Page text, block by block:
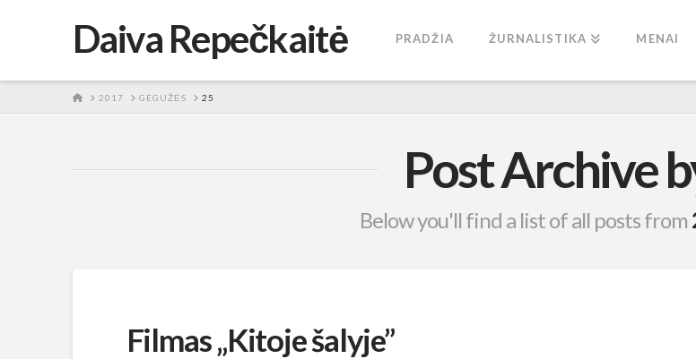
Daiva Repečkaitė PRADŽIA ŽURNALISTIKA MENAI
HOME
2017 GEGUŽĖS 25
Post Archive
Below you'll find a list of all posts from
Filmas „Kitoje šalyje”